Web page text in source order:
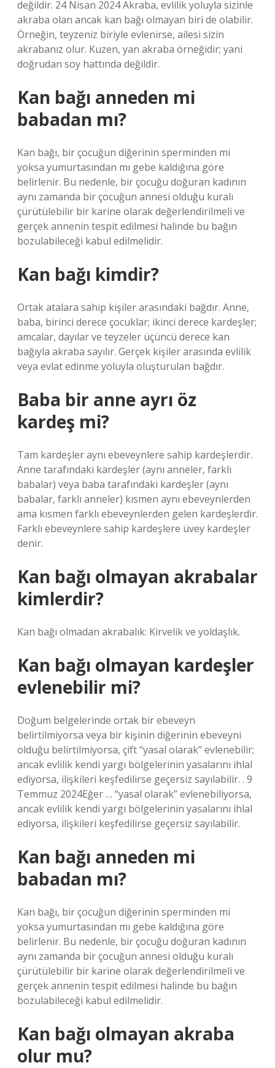
değildir. 24 Nisan 2024 Akraba, evlilik yoluyla sizinle
akraba olan ancak kan bağı olmayan biri de olabilir.
Örneğin, teyzeniz biriyle evlenirse, ailesi sizin
akrabanız olur. Kuzen, yan akraba örneğidir; yani
doğrudan soy hattında değildir.
Kan bağı anneden mi
babadan mı?
Kan bağı, bir çocuğun diğerinin sperminden mi
yoksa yumurtasından mı gebe kaldığına göre
belirlenir. Bu nedenle, bir çocuğu doğuran kadının
aynı zamanda bir çocuğun annesi olduğu kuralı
çürütülebilir bir karine olarak değerlendirilmeli ve
gerçek annenin tespit edilmesi halinde bu bağın
bozulabileceği kabul edilmelidir.
Kan bağı kimdir?
Ortak atalara sahip kişiler arasındaki bağdır. Anne,
baba, birinci derece çocuklar; ikinci derece kardeşler;
amcalar, dayılar ve teyzeler üçüncü derece kan
bağıyla akraba sayılır. Gerçek kişiler arasında evlilik
veya evlat edinme yoluyla oluşturulan bağdır.
Baba bir anne ayrı öz
kardeş mi?
Tam kardeşler aynı ebeveynlere sahip kardeşlerdir.
Anne tarafındaki kardeşler (aynı anneler, farklı
babalar) veya baba tarafındaki kardeşler (aynı
babalar, farklı anneler) kısmen aynı ebeveynlerden
ama kısmen farklı ebeveynlerden gelen kardeşlerdir.
Farklı ebeveynlere sahip kardeşlere üvey kardeşler
denir.
Kan bağı olmayan akrabalar
kimlerdir?
Kan bağı olmadan akrabalık: Kirvelik ve yoldaşlık.
Kan bağı olmayan kardeşler
evlenebilir mi?
Doğum belgelerinde ortak bir ebeveyn
belirtilmiyorsa veya bir kişinin diğerinin ebeveyni
olduğu belirtilmiyorsa, çift “yasal olarak” evlenebilir;
ancak evlilik kendi yargı bölgelerinin yasalarını ihlal
ediyorsa, ilişkileri keşfedilirse geçersiz sayılabilir. . 9
Temmuz 2024Eğer … “yasal olarak” evlenebiliyorsa,
ancak evlilik kendi yargı bölgelerinin yasalarını ihlal
ediyorsa, ilişkileri keşfedilirse geçersiz sayılabilir.
Kan bağı anneden mi
babadan mı?
Kan bağı, bir çocuğun diğerinin sperminden mi
yoksa yumurtasından mı gebe kaldığına göre
belirlenir. Bu nedenle, bir çocuğu doğuran kadının
aynı zamanda bir çocuğun annesi olduğu kuralı
çürütülebilir bir karine olarak değerlendirilmeli ve
gerçek annenin tespit edilmesi halinde bu bağın
bozulabileceği kabul edilmelidir.
Kan bağı olmayan akraba
olur mu?